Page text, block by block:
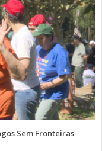
Sem Fronteiras